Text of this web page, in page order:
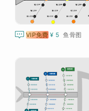
 VIP免费 ¥ 5 鱼骨图